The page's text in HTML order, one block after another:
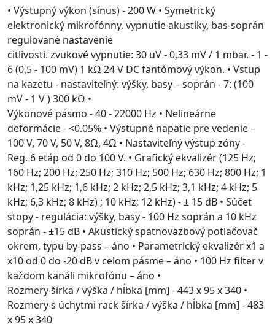
• Výstupný výkon (sínus) - 200 W • Symetrický
elektronický mikrofónny, vypnutie akustiky, bas-soprán
regulované nastavenie
citlivosti. zvukové vypnutie: 30 uV - 0,33 mV / 1 mbar. - 1 -
6 (0,5 - 100 mV) 1 kΩ 24 V DC fantómový výkon. • Vstup
na kazetu - nastaviteľný: výšky, basy – soprán - 7: (100
mV - 1 V ) 300 kΩ •
Výkonové pásmo - 40 - 22000 Hz • Nelineárne
deformácie - <0.05% • Výstupné napätie pre vedenie –
100 V, 70 V, 50 V, 8Ω, 4Ω • Nastaviteľný výstup zóny -
Reg. 6 etáp od 0 do 100 V. • Grafický ekvalizér (125 Hz;
160 Hz; 200 Hz; 250 Hz; 310 Hz; 500 Hz; 630 Hz; 800 Hz; 1
kHz; 1,25 kHz; 1,6 kHz; 2 kHz; 2,5 kHz; 3,1 kHz; 4 kHz; 5
kHz; 6,3 kHz; 8 kHz) ; 10 kHz; 12 kHz) - ± 15 dB • Súčet
stopy - regulácia: výšky, basy - 100 Hz soprán a 10 kHz
soprán - ±15 dB • Akustický spätnoväzbový potlačovač
okrem, typu by-pass – áno • Parametrický ekvalizér x1 a
x10 od 0 do -20 dB v celom pásme – áno • 100 Hz filter v
každom kanáli mikrofónu – áno •
Rozmery šírka / výška / hĺbka [mm] - 443 x 95 x 340 •
Rozmery s úchytmi rack šírka / výška / hĺbka [mm] - 483
x 95 x 340